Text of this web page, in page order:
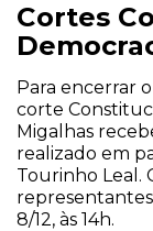
Cortes
Para encerrar
corte
Migalhas
realizado em
Tourinho Leal.
representantes
8/12, às 14h.